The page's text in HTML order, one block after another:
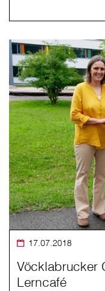
17.07.2018
Vöcklabrucker
Lerncafé